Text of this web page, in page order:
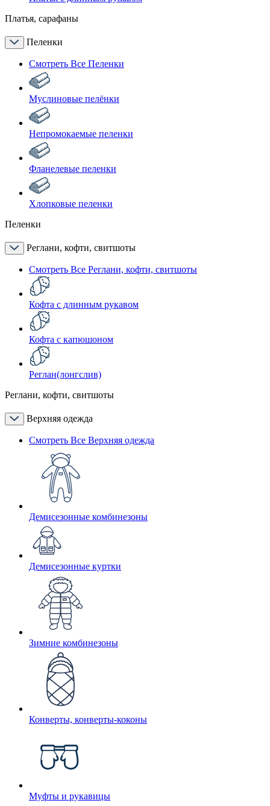
Платья, сарафаны
Пеленки
Смотреть Все Пеленки
Муслиновые пелёнки
Непромокаемые пеленки
Фланелевые пеленки
Хлопковые пеленки
Пеленки
Реглани, кофти, свитшоты
Смотреть Все Реглани, кофти, свитшоты
Кофта с длинным рукавом
Кофта с капюшоном
Реглан(лонгслив)
Реглани, кофти, свитшоты
Верхняя одежда
Смотреть Все Верхняя одежда
Демисезонные комбинезоны
Демисезонные куртки
Зимние комбинезоны
Конверты, конверты-коконы
Муфты и рукавицы